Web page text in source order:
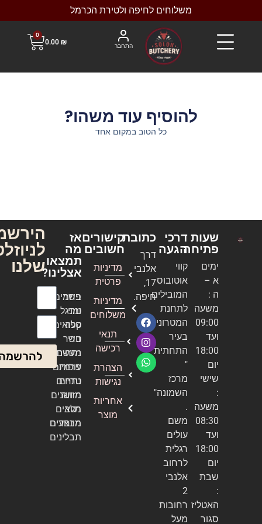
משלוחים לחיפה ולטירת הכרמל
0.00 התחבר
להוסיף עוד משהו?
כל הטוב במקום אחד
שעות
פתיחה
ימים
משעה
09:00
18:00
שישי
משעה
08:30
18:00
שבת
האטליז
סגור
דרכי
הגעה
קווי
אוטובוס
המובילים
לתחנת
המטרונית
בעיר
התחתית
מרכז
השמונה"
.
משם
עולים
רגלית
לרחוב
אלנבי
רחובות
מעל
כתובת
דרך
אלנבי
17,
חיפה.
קישורים
חשובים
מדיניות
פרטית
מדיניות
משלוחים
תנאי
רכישה
הצהרת
נגישות
אחריות
מוצר
אז
מה
תמצאו
אצלינו?
בשר
טרי
טלה
נתחים
פרמיום
נתחים
מיושנים
רטבים
מיוחדים
תבלינים
פחמים
ומנגל
קפואים
בשר
מעשנה
עופות
טריים
מזווה
מלא
מבצעים
הירשמו
לניוזלטר
שלנו
שם מלא
אימייל
להרשמה